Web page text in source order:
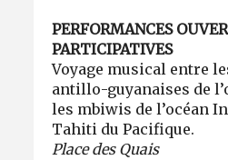
PERFORMANCES
PARTICIPATIVES
Voyage musical entre
antillo-guyanaises de
les mbiwis de l’océan
Tahiti du Pacifique.
Place des Quais